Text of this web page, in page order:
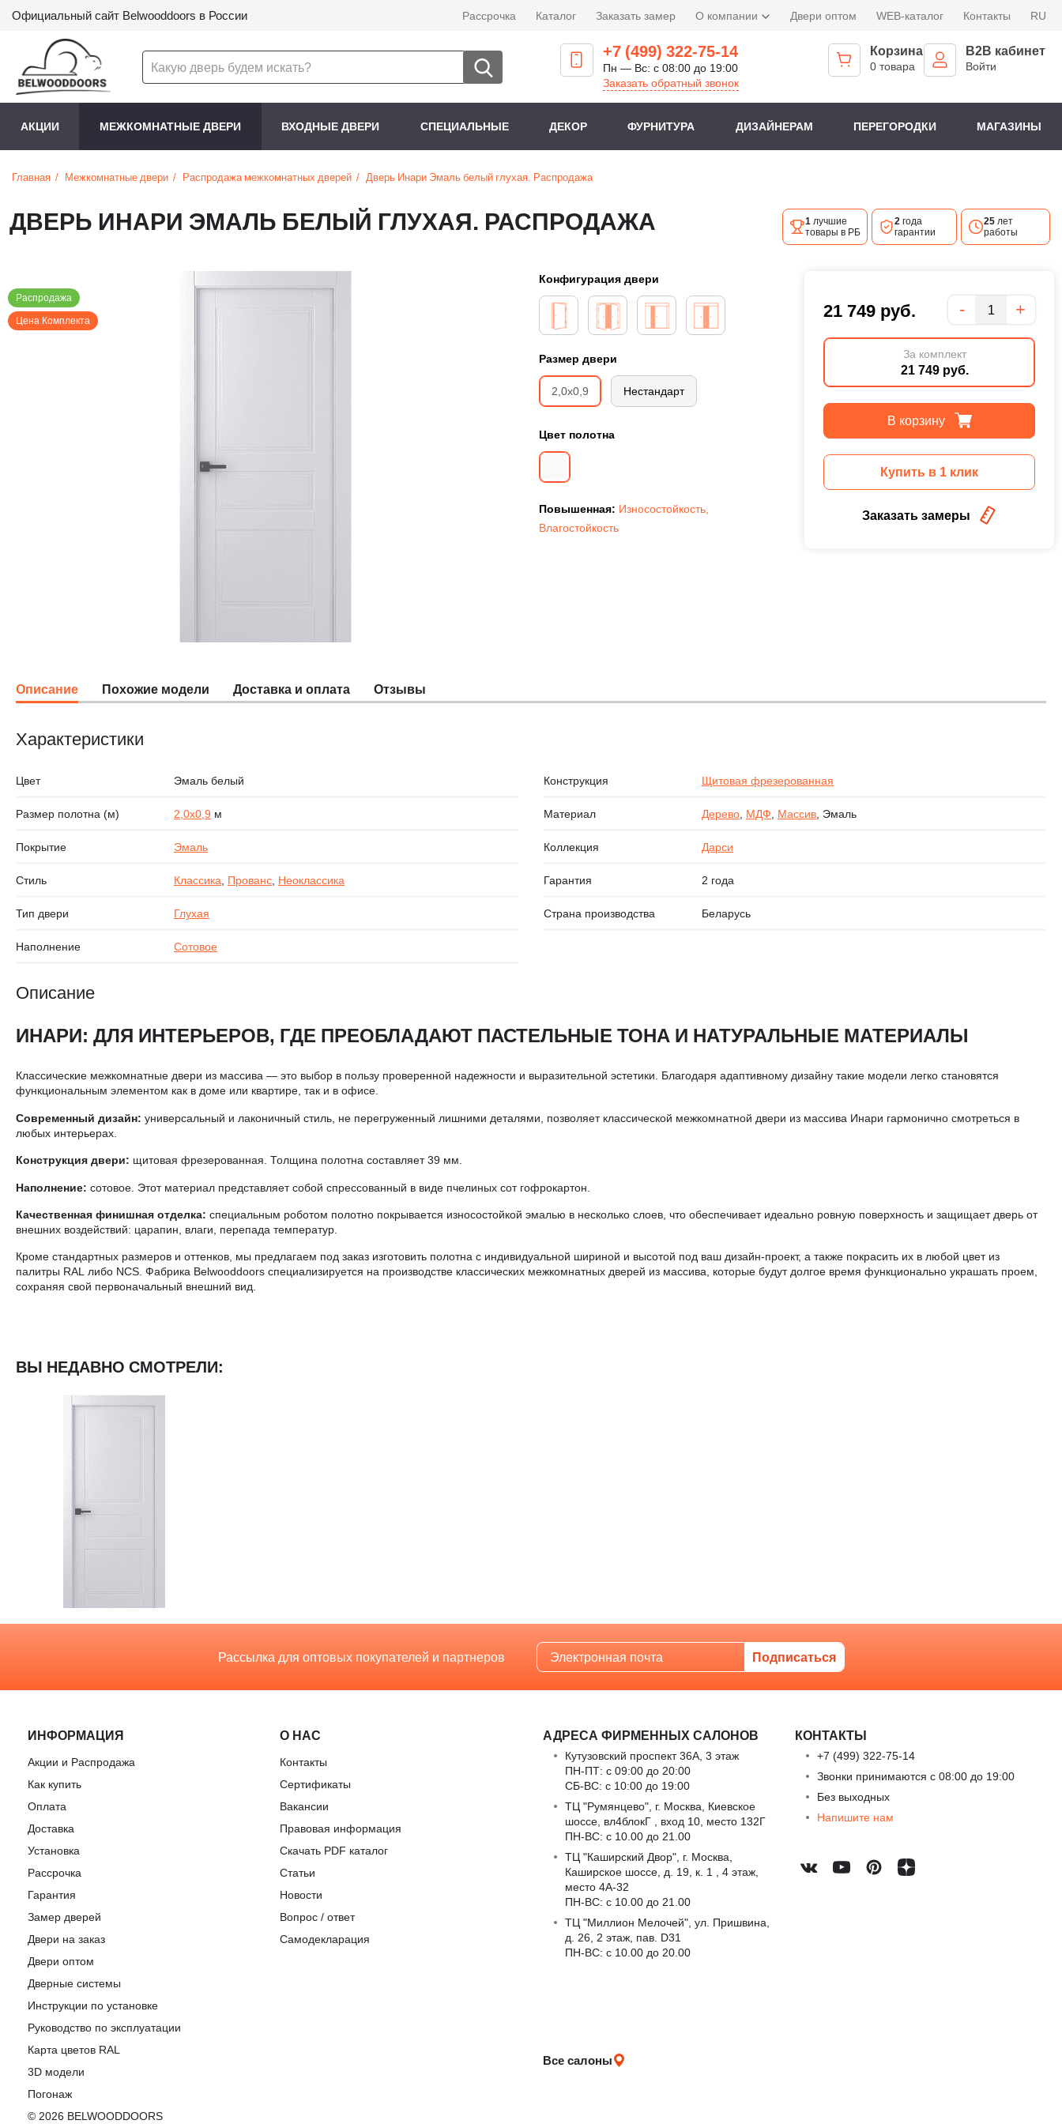
Официальный сайт Belwooddoors в России Рассрочка Каталог Заказать замер О компании Двери оптом WEB-каталог Контакты RU
+7 (499) 322-75-14
Пн — Вс: с 08:00 до 19:00
Заказать обратный звонок
Корзина
0 товара
B2B кабинет
Войти
АКЦИИ МЕЖКОМНАТНЫЕ ДВЕРИ ВХОДНЫЕ ДВЕРИ СПЕЦИАЛЬНЫЕ ДЕКОР ФУРНИТУРА ДИЗАЙНЕРАМ ПЕРЕГОРОДКИ МАГАЗИНЫ
Главная Межкомнатные двери Распродажа межкомнатных дверей Дверь Инари Эмаль белый глухая. Распродажа
ДВЕРЬ ИНАРИ ЭМАЛЬ БЕЛЫЙ ГЛУХАЯ. РАСПРОДАЖА 1лучшие
товары в РБ
2года
гарантии
25лет
работы
Распродажа
Цена Комплекта
Конфигурация двери
Размер двери
2,0х0,9 Нестандарт
Цвет полотна
Повышенная: Износостойкость,
Влагостойкость
21 749 руб. Количество
- +
За комплект
21 749 руб.
В корзину
Купить в 1 клик
Заказать замеры
Описание Похожие модели Доставка и оплата Отзывы
Характеристики
Цвет Эмаль белый
Размер полотна (м) 2,0х0,9 м
Покрытие Эмаль
Стиль Классика, Прованс, Неоклассика
Тип двери Глухая
Наполнение Сотовое
Конструкция Щитовая фрезерованная
Материал Дерево, МДФ, Массив, Эмаль
Коллекция Дарси
Гарантия 2 года
Страна производства Беларусь
Описание
ИНАРИ: ДЛЯ ИНТЕРЬЕРОВ, ГДЕ ПРЕОБЛАДАЮТ ПАСТЕЛЬНЫЕ ТОНА И НАТУРАЛЬНЫЕ МАТЕРИАЛЫ
Классические межкомнатные двери из массива — это выбор в пользу проверенной надежности и выразительной эстетики. Благодаря адаптивному дизайну такие модели легко становятся
функциональным элементом как в доме или квартире, так и в офисе.
Современный дизайн: универсальный и лаконичный стиль, не перегруженный лишними деталями, позволяет классической межкомнатной двери из массива Инари гармонично смотреться в
любых интерьерах.
Конструкция двери: щитовая фрезерованная. Толщина полотна составляет 39 мм.
Наполнение: сотовое. Этот материал представляет собой спрессованный в виде пчелиных сот гофрокартон.
Качественная финишная отделка: специальным роботом полотно покрывается износостойкой эмалью в несколько слоев, что обеспечивает идеально ровную поверхность и защищает дверь от
внешних воздействий: царапин, влаги, перепада температур.
Кроме стандартных размеров и оттенков, мы предлагаем под заказ изготовить полотна с индивидуальной шириной и высотой под ваш дизайн-проект, а также покрасить их в любой цвет из
палитры RAL либо NCS. Фабрика Belwooddoors специализируется на производстве классических межкомнатных дверей из массива, которые будут долгое время функционально украшать проем,
сохраняя свой первоначальный внешний вид.
ВЫ НЕДАВНО СМОТРЕЛИ:
Рассылка для оптовых покупателей и партнеров
ИНФОРМАЦИЯ
Акции и Распродажа
Как купить
Оплата
Доставка
Установка
Рассрочка
Гарантия
Замер дверей
Двери на заказ
Двери оптом
Дверные системы
Инструкции по установке
Pуководство по эксплуатации
Карта цветов RAL
3D модели
Погонаж
О НАС
Контакты
Сертификаты
Вакансии
Правовая информация
Скачать PDF каталог
Статьи
Новости
Вопрос / ответ
Самодекларация
АДРЕСА ФИРМЕННЫХ САЛОНОВ
Кутузовский проспект 36А, 3 этаж
ПН-ПТ: с 09:00 до 20:00
СБ-ВС: с 10:00 до 19:00
ТЦ "Румянцево", г. Москва, Киевское
шоссе, вл4блокГ , вход 10, место 132Г
ПН-ВС: c 10.00 до 21.00
ТЦ "Каширский Двор", г. Москва,
Каширское шоссе, д. 19, к. 1 , 4 этаж,
место 4А-32
ПН-ВС: c 10.00 до 21.00
ТЦ "Миллион Мелочей", ул. Пришвина,
д. 26, 2 этаж, пав. D31
ПН-ВС: c 10.00 до 20.00
Все салоны
КОНТАКТЫ
+7 (499) 322-75-14
Звонки принимаются с 08:00 до 19:00
Без выходных
Напишите нам
© 2026 BELWOODDOORS